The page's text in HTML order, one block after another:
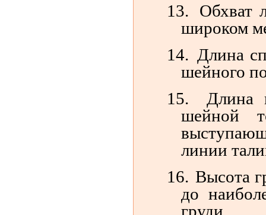
13.
Обхват
широком
14. Длина
шейного
15.
Длина
шейной
линии
16. Высота
до
груди.